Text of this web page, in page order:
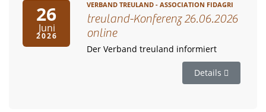
26
Juni
2026
VERBAND TREULAND - ASSOCIATION FIDAGRI
treuland-Konferenz 26.06.2026
online
Der Verband treuland informiert
Details